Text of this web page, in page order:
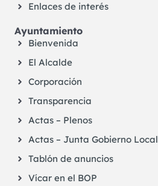
Enlaces de interés
Ayuntamiento
Bienvenida
El Alcalde
Corporación
Transparencia
Actas – Plenos
Actas – Junta Gobierno Local
Tablón de anuncios
Vícar en el BOP